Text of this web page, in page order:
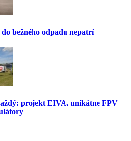
bežného odpadu nepatrí
projekt EIVA, unikátne FPV